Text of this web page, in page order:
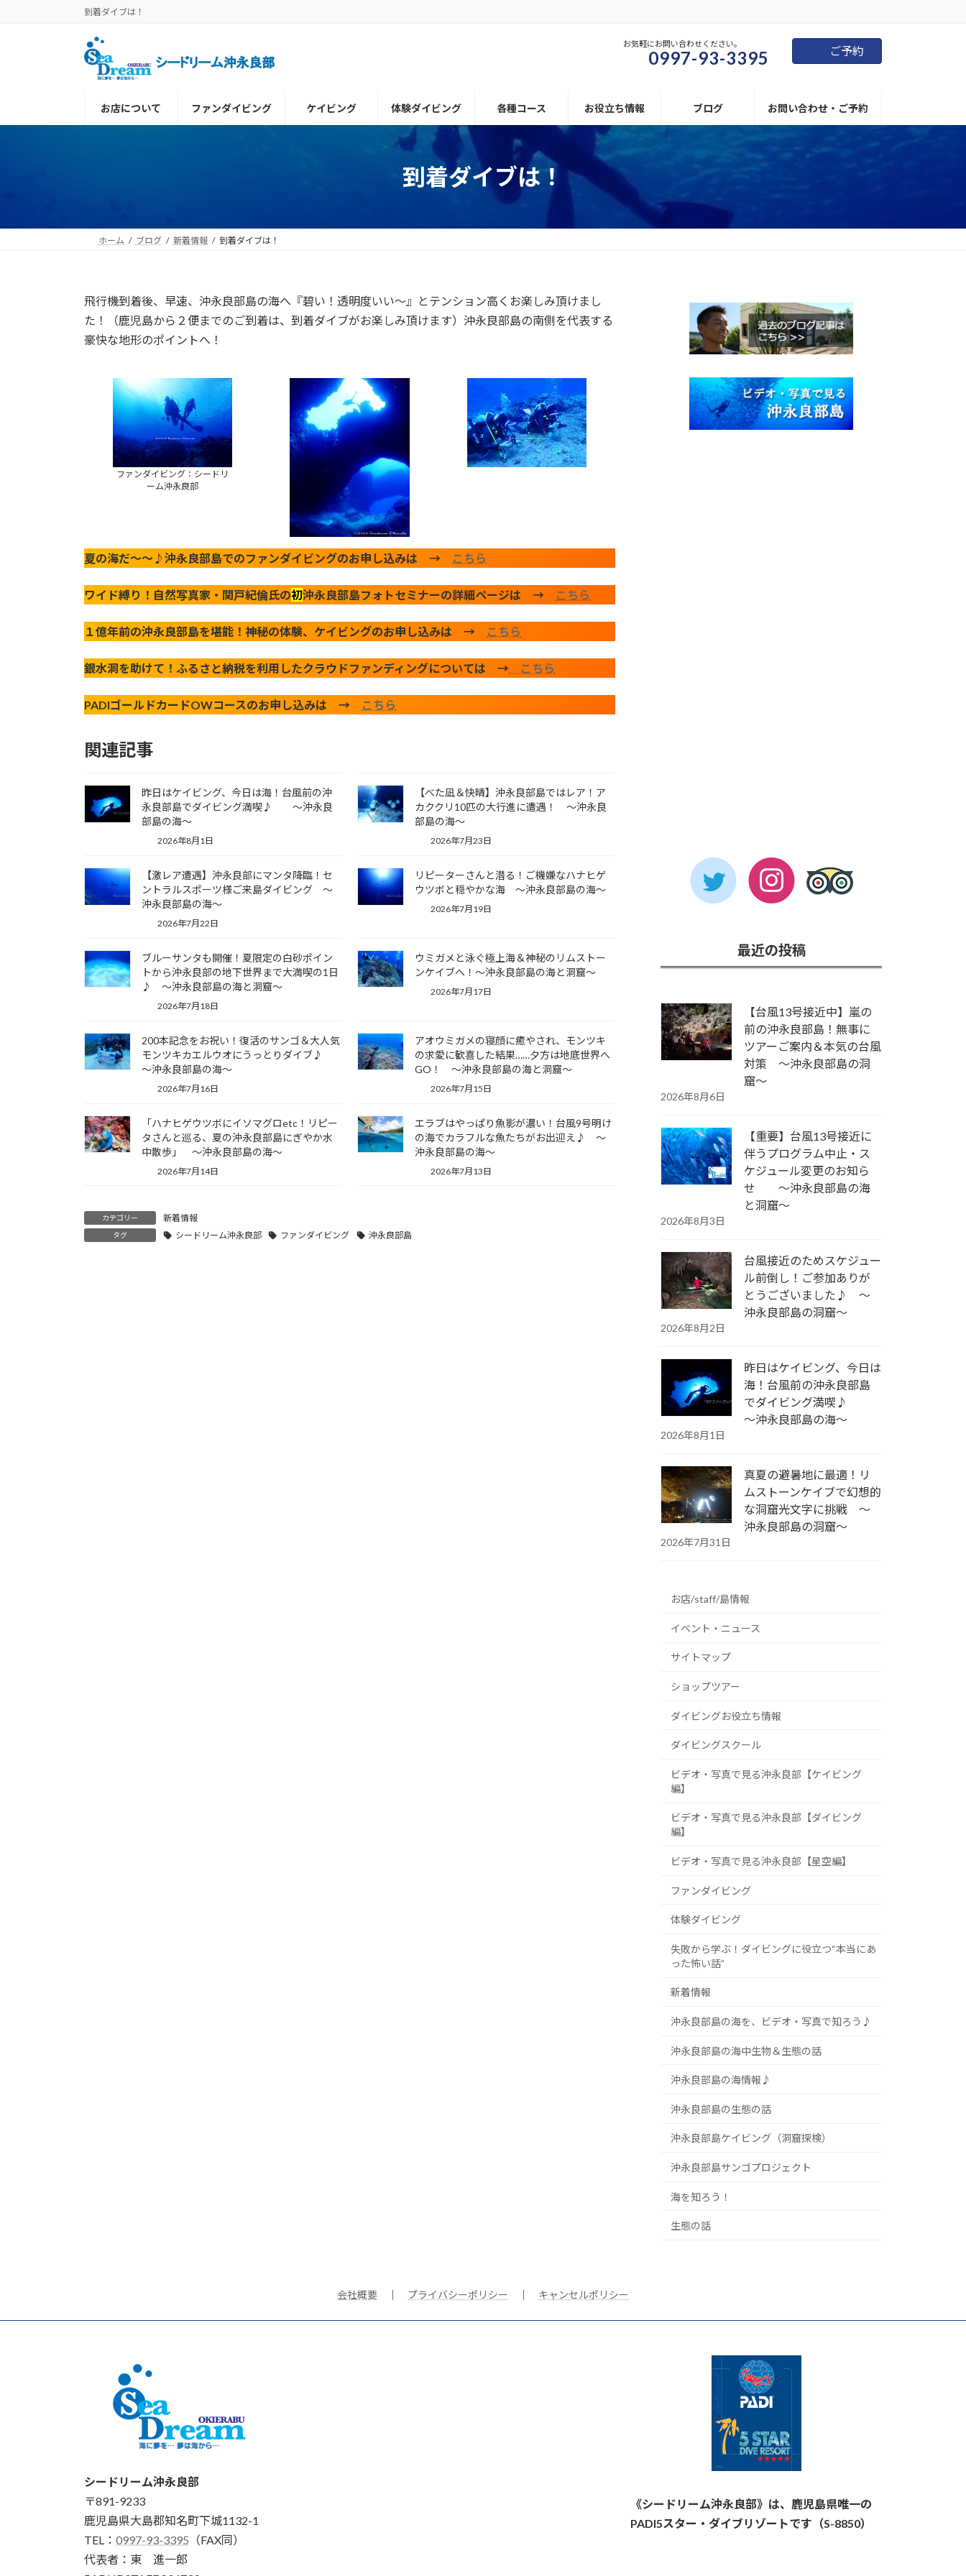
キ
に
到着ダイブは！
お気軽にお問い合わせください。
0997-93-3395 ご予約
お店について ファンダイビング ケイビング 体験ダイビング 各種コース お役立ち情報 ブログ お問い合わせ・ご予約
到着ダイブは！
ホーム ブログ 新着情報 到着ダイブは！
飛行機到着後、早速、沖永良部島の海へ『碧い！透明度いい～』とテンション高くお楽しみ頂けまし
た！（鹿児島から２便までのご到着は、到着ダイブがお楽しみ頂けます）沖永良部島の南側を代表する
豪快な地形のポイントへ！
ファンダイビング：シードリ
ーム沖永良部
夏の海だ～～♪沖永良部島でのファンダイビングのお申し込みは → こちら
ワイド縛り！自然写真家・関戸紀倫氏の初沖永良部島フォトセミナーの詳細ページは → こちら
１億年前の沖永良部島を堪能！神秘の体験、ケイビングのお申し込みは → こちら
銀水洞を助けて！ふるさと納税を利用したクラウドファンディングについては → こちら
PADIゴールドカードOWコースのお申し込みは → こちら
関連記事
昨日はケイビング、今日は海！台風前の沖
永良部島でダイビング満喫♪ ～沖永良
部島の海～
2026年8月1日
【べた凪＆快晴】沖永良部島ではレア！ア
カククリ10匹の大行進に遭遇！ ～沖永良
部島の海～
2026年7月23日
【激レア遭遇】沖永良部にマンタ降臨！セ
ントラルスポーツ様ご来島ダイビング ～
沖永良部島の海～
2026年7月22日
リピーターさんと潜る！ご機嫌なハナヒゲ
ウツボと穏やかな海 ～沖永良部島の海～
2026年7月19日
ブルーサンタも開催！夏限定の白砂ポイン
トから沖永良部の地下世界まで大満喫の1日
♪ ～沖永良部島の海と洞窟～
2026年7月18日
ウミガメと泳ぐ極上海＆神秘のリムストー
ンケイブへ！～沖永良部島の海と洞窟～
2026年7月17日
200本記念をお祝い！復活のサンゴ＆大人気
モンツキカエルウオにうっとりダイブ♪
～沖永良部島の海～
2026年7月16日
アオウミガメの寝顔に癒やされ、モンツキ
の求愛に歓喜した結果……夕方は地底世界へ
GO！ ～沖永良部島の海と洞窟～
2026年7月15日
「ハナヒゲウツボにイソマグロetc！リピー
タさんと巡る、夏の沖永良部島にぎやか水
中散歩」 ～沖永良部島の海～
2026年7月14日
エラブはやっぱり魚影が濃い！台風9号明け
の海でカラフルな魚たちがお出迎え♪ ～
沖永良部島の海～
2026年7月13日
カテゴリー 新着情報
タグ シードリーム沖永良部 ファンダイビング 沖永良部島
最近の投稿
【台風13号接近中】嵐の
前の沖永良部島！無事に
ツアーご案内＆本気の台風
対策 ～沖永良部島の洞
窟～
2026年8月6日
【重要】台風13号接近に
伴うプログラム中止・ス
ケジュール変更のお知ら
せ ～沖永良部島の海
と洞窟～
2026年8月3日
台風接近のためスケジュー
ル前倒し！ご参加ありが
とうございました♪ ～
沖永良部島の洞窟～
2026年8月2日
昨日はケイビング、今日は
海！台風前の沖永良部島
でダイビング満喫♪
～沖永良部島の海～
2026年8月1日
真夏の避暑地に最適！リ
ムストーンケイブで幻想的
な洞窟光文字に挑戦 ～
沖永良部島の洞窟～
2026年7月31日
お店/staff/島情報
イベント・ニュース
サイトマップ
ショップツアー
ダイビングお役立ち情報
ダイビングスクール
ビデオ・写真で見る沖永良部【ケイビング
編】
ビデオ・写真で見る沖永良部【ダイビング
編】
ビデオ・写真で見る沖永良部【星空編】
ファンダイビング
体験ダイビング
失敗から学ぶ！ダイビングに役立つ“本当にあ
った怖い話”
新着情報
沖永良部島の海を、ビデオ・写真で知ろう♪
沖永良部島の海中生物＆生態の話
沖永良部島の海情報♪
沖永良部島の生態の話
沖永良部島ケイビング（洞窟探検）
沖永良部島サンゴプロジェクト
海を知ろう！
生態の話
会社概要 プライバシーポリシー キャンセルポリシー
シードリーム沖永良部
〒891-9233
鹿児島県大島郡知名町下城1132-1
TEL： 0997-93-3395 （FAX同）
代表者：東 進一郎
《シードリーム沖永良部》は、鹿児島県唯一の
PADI5スター・ダイブリゾートです（S-8850）